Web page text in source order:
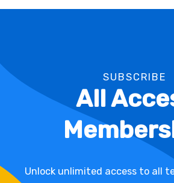
SUBSCRIBE
All
Unlock unlimited access to all